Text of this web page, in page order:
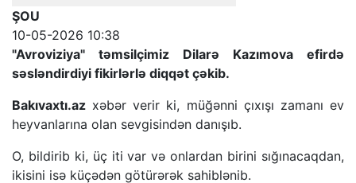
ŞOU
10-05-2026 10:38
"Avroviziya" təmsilçimiz Dilarə Kazımova efirdə
səsləndirdiyi fikirlərlə diqqət çəkib.
Bakıvaxtı.az xəbər verir ki, müğənni çıxışı zamanı ev
heyvanlarına olan sevgisindən danışıb.
O, bildirib ki, üç iti var və onlardan birini sığınacaqdan,
ikisini isə küçədən götürərək sahiblənib.